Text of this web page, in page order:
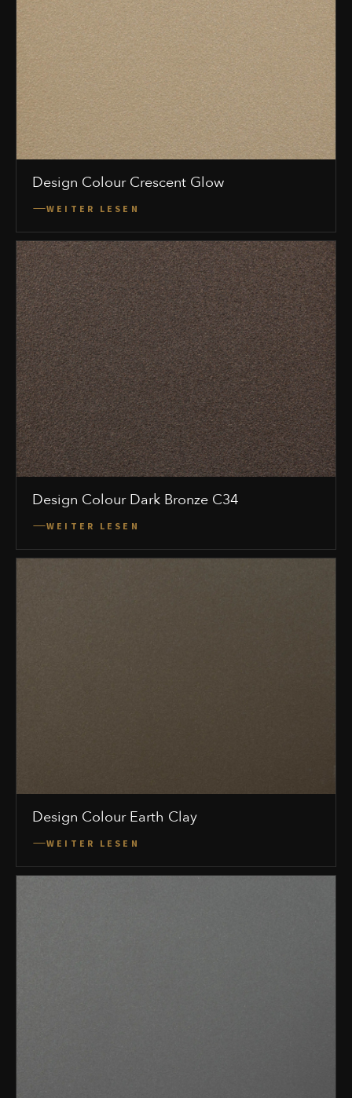
Design Colour Crescent Glow
WEITER LESEN
Design Colour Dark Bronze C34
WEITER LESEN
Design Colour Earth Clay
WEITER LESEN